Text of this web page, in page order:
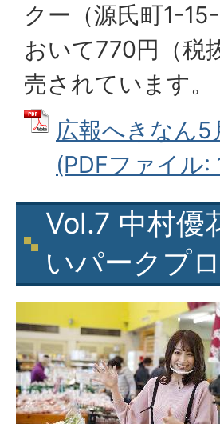
クー（源氏町1-
おいて770円（税
売されています。
広報へきなん5
(PDFファイル:
Vol.7 中村優
いパークプ